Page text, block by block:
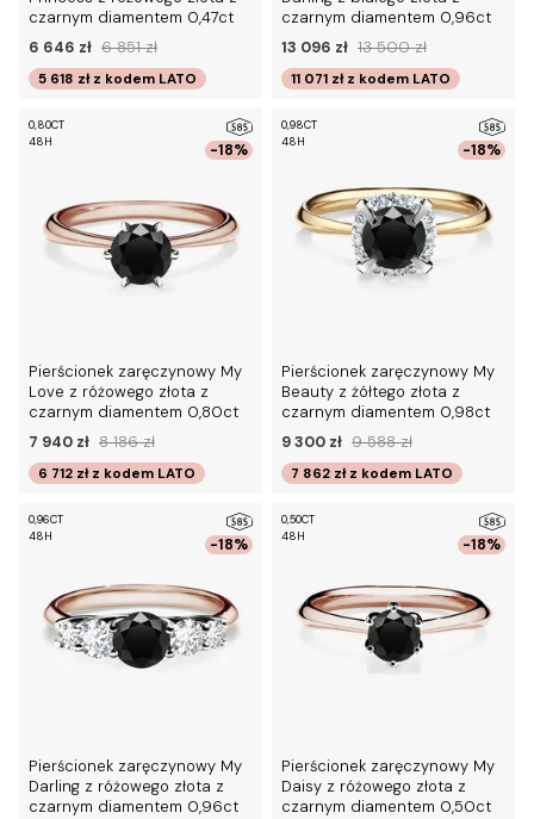
czarnym diamentem 0,47ct
6 646 zł 6 851 zł
5 618 zł z kodem LATO
czarnym diamentem 0,96ct
13 096 zł 13 500 zł
11 071 zł z kodem LATO
-18%
0,80CT
48H
Pierścionek zaręczynowy My
Love z różowego złota z
czarnym diamentem 0,80ct
7 940 zł 8 186 zł
6 712 zł z kodem LATO
-18%
0,98CT
48H
Pierścionek zaręczynowy My
Beauty z żółtego złota z
czarnym diamentem 0,98ct
9 300 zł 9 588 zł
7 862 zł z kodem LATO
-18%
0,96CT
48H
Pierścionek zaręczynowy My
Darling z różowego złota z
czarnym diamentem 0,96ct
-18%
0,50CT
48H
Pierścionek zaręczynowy My
Daisy z różowego złota z
czarnym diamentem 0,50ct